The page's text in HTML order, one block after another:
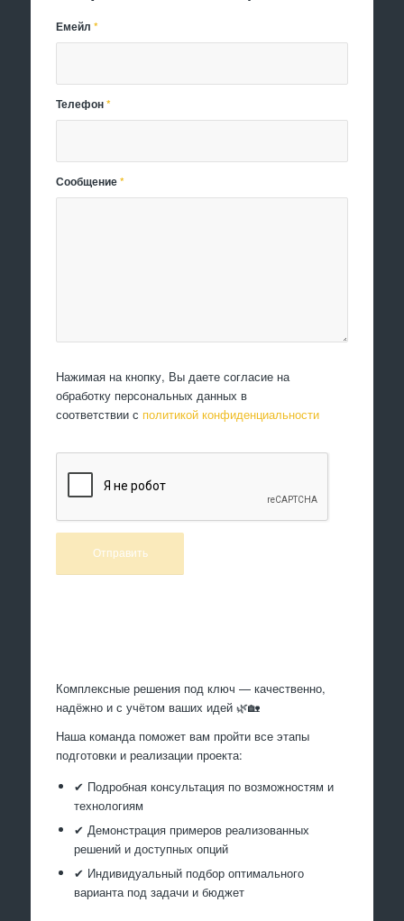
Емейл*
Телефон*
Сообщение*
Нажимая на кнопку, Вы даете согласие на
обработку персональных данных в
соответствии с политикой конфиденциальности
Комплексные решения под ключ — качественно,
надёжно и с учётом ваших идей 🌿🏡
Наша команда поможет вам пройти все этапы
подготовки и реализации проекта:
✔ Подробная консультация по возможностям и
технологиям
✔ Демонстрация примеров реализованных
решений и доступных опций
✔ Индивидуальный подбор оптимального
варианта под задачи и бюджет